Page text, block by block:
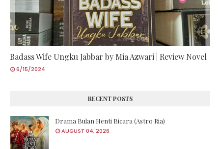
Badass Wife Ungku Jabbar by Mia Azwari | Review Novel
6/15/2024
RECENT POSTS
Drama Bulan Henti Bicara (Astro Ria)
AUGUST 04, 2026